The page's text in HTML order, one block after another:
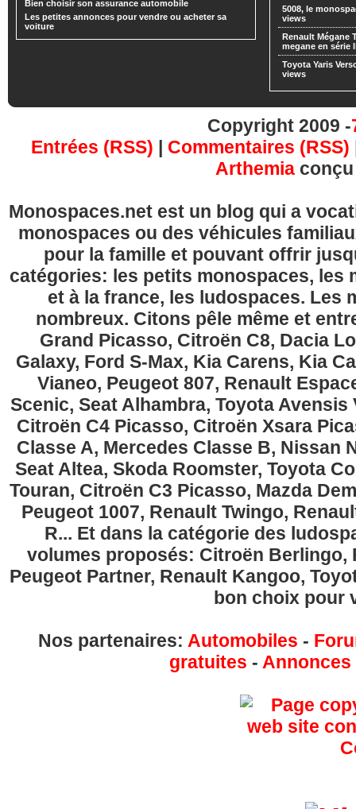
Bien choisir son assurance automobile
Les petites annonces pour vendre ou acheter sa
voiture
5008, le
views
Renault Mégane
megane en série
Toyota Yaris
views
Copyright 2009 -
Entrées (RSS) | Commentaires (RSS)
Arthemia
Monospaces.net est un blog qui a
monospaces ou des véhicules
pour la famille et pouvant offrir
catégories: les petits monospaces, les
et à la france, les ludospaces. Les
nombreux. Citons pêle même et
Grand Picasso, Citroën C8, Dacia
Galaxy, Ford S-Max, Kia Carens, Kia
Vianeo, Peugeot 807, Renault
Scenic, Seat Alhambra, Toyota
Citroën C4 Picasso, Citroën Xsara
Classe A, Mercedes Classe B, Nissan
Seat Altea, Skoda Roomster, Toyota
Touran, Citroën C3 Picasso, Mazda
Peugeot 1007, Renault Twingo,
R... Et dans la catégorie des
volumes proposés: Citroën Berlingo,
Peugeot Partner, Renault Kangoo,
bon choix pour
Nos partenaires: Automobiles -
gratuites -